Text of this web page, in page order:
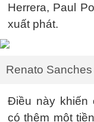
Herrera, Paul
xuất phát.
Renato
Điều này khiến
có thêm một